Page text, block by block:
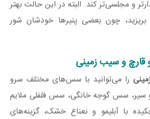
و مجلسی‌تر کند. البته در این حالت بهتر
چون بعضی پنیرها خودشان شور
و سیب زمینی
را می‌توانید با سس‌های مختلف سرو
سس گوجه خانگی، سس فلفلی ملایم
با آبلیمو و نعناع خشک، گزینه‌های